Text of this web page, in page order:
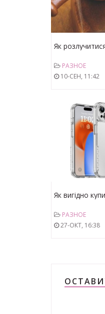
Як
РАЗНОЕ
10-СЕН, 11:42
Як вигідно
РАЗНОЕ
27-ОКТ, 16:38